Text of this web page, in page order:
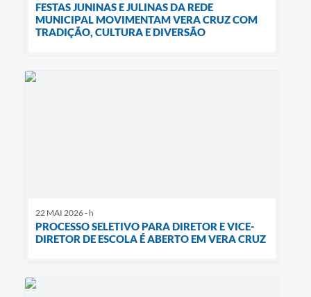
FESTAS JUNINAS E JULINAS DA REDE
MUNICIPAL MOVIMENTAM VERA CRUZ COM
TRADIÇÃO, CULTURA E DIVERSÃO
22 MAI 2026 - h
PROCESSO SELETIVO PARA DIRETOR E VICE-
DIRETOR DE ESCOLA É ABERTO EM VERA CRUZ